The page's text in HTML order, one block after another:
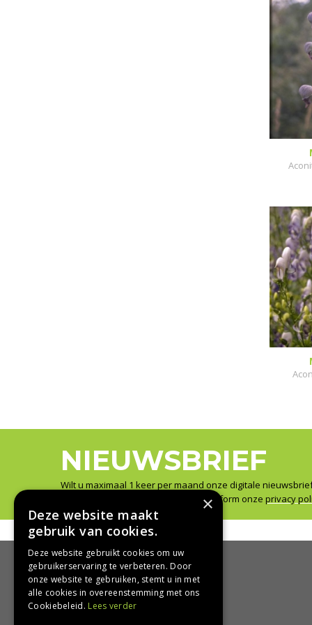
NIEUWSBRIEF
Wilt u maximaal 1 keer per maand onze digitale
Wij slaan uw gegevens secuur op conform onze privacy
HANDIG
×
Deze website maakt
gebruik van cookies.
Deze website gebruikt cookies om uw
gebruikerservaring te verbeteren. Door
onze website te gebruiken, stemt u in met
alle cookies in overeenstemming met ons
Cookiebeleid. Lees verder